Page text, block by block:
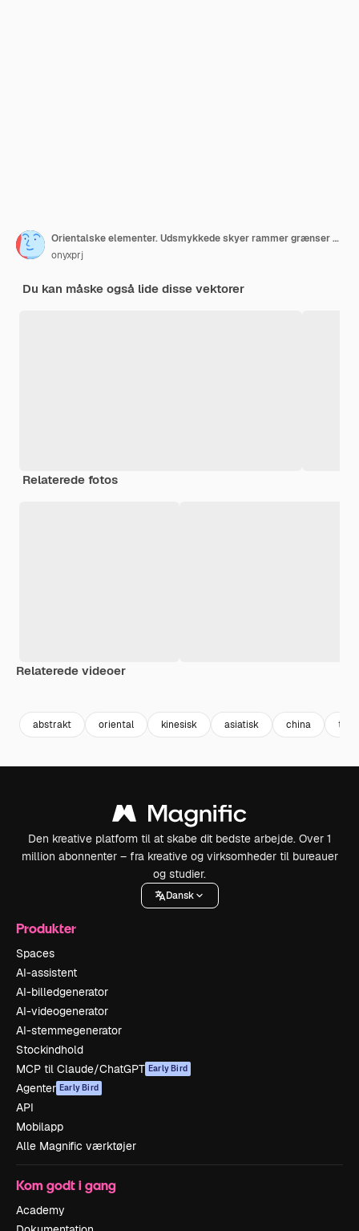
Orientalske elementer. Udsmykkede skyer rammer grænser skillevægge traditionelle asiatiske dekoration objekter vintage stil. Oriental traditionel ramme dekoration
onyxprj
Du kan måske også lide disse vektorer
Relaterede fotos
Relaterede videoer
abstrakt oriental kinesisk asiatisk china
Den kreative platform til at skabe dit bedste arbejde. Over 1
million abonnenter – fra kreative og virksomheder til bureauer
og studier.
Dansk
Produkter
Spaces
AI-assistent
AI-billedgenerator
AI-videogenerator
AI-stemmegenerator
Stockindhold
MCP til Claude/ChatGPT Early Bird
Agenter Early Bird
API
Mobilapp
Alle Magnific værktøjer
Kom godt i gang
Academy